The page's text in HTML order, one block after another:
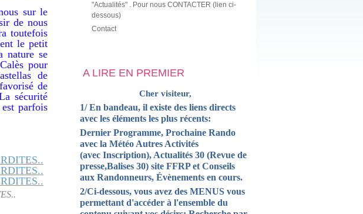
sur le
de nous
toutefois
le petit
nature se
pour
de
de
sécurité
parfois
"Actualités" . Pour nous CONTACTER (lien ci-
dessous)
Contact
A LIRE EN PREMIER
Cher visiteur,
1/ En bandeau, il existe des liens directs
avec les éléments les plus récents:
Dernier Programme, Prochaine Rando
avec la Météo Autres Activités
(avec Inscription), Actualités 30 (Revue de
presse,Balises 30) site FFRP et Conseils
aux Randonneurs, Évènements en cours.
2/Ci-dessous, vous avez des MENUS vous
permettant d'accéder à l'ensemble du